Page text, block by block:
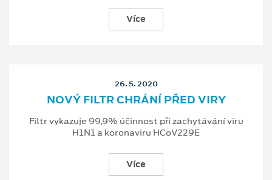
Více
26. 5. 2020
NOVÝ FILTR CHRÁNÍ PŘED VIRY
Filtr vykazuje 99,9% účinnost při zachytávání viru
H1N1 a koronaviru HCoV229E
Více